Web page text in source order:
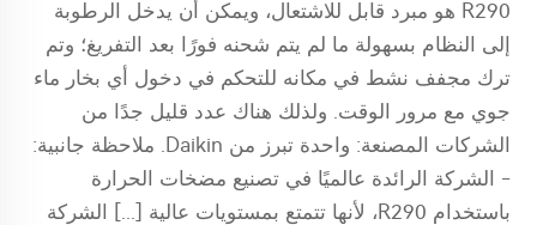
R290 هو مبرد قابل للاشتعال، ويمكن أن يدخل الرطوبة
إلى النظام بسهولة ما لم يتم شحنه فورًا بعد التفريغ؛ وتم
ترك مجفف نشط في مكانه للتحكم في دخول أي بخار ماء
جوي مع مرور الوقت. ولذلك هناك عدد قليل جدًا من
الشركات المصنعة: واحدة تبرز من Daikin. ملاحظة جانبية:
- الشركة الرائدة عالميًا في تصنيع مضخات الحرارة
باستخدام R290، لأنها تتمتع بمستويات عالية [...] الشركة